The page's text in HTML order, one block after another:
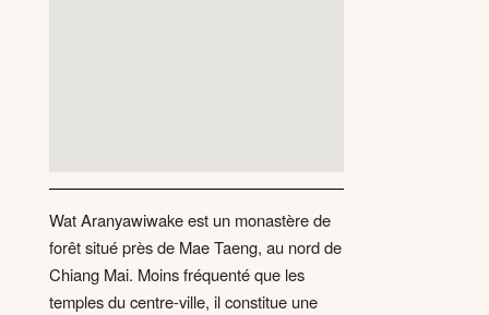
Wat Aranyawiwake est un monastère de
forêt situé près de Mae Taeng, au nord de
Chiang Mai. Moins fréquenté que les
temples du centre-ville, il constitue une